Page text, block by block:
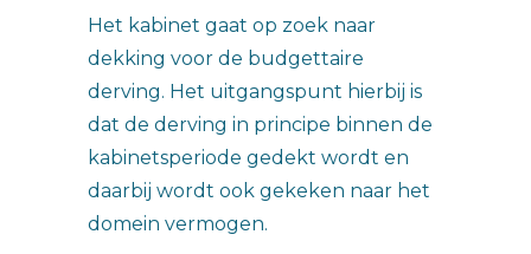
Het kabinet gaat op zoek naar
dekking voor de budgettaire
derving. Het uitgangspunt hierbij is
dat de derving in principe binnen de
kabinetsperiode gedekt wordt en
daarbij wordt ook gekeken naar het
domein vermogen.